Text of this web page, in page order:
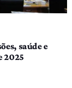
saúde e
2025